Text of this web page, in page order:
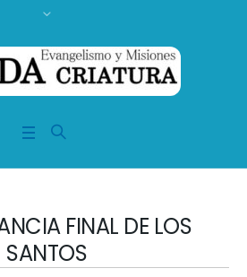
FINAL DE LOS
SANTOS